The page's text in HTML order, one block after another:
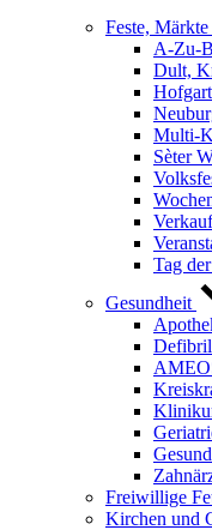
Feste,
A-Zu-
Dult,
Multi-
Sèter
Tag
Gesundheit
Freiwillige
Kirchen und